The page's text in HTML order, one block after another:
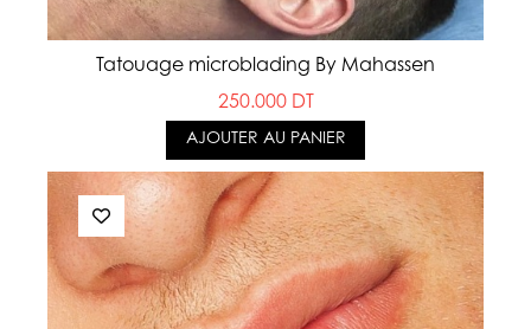
Tatouage microblading By Mahassen
250.000 DT
AJOUTER AU PANIER